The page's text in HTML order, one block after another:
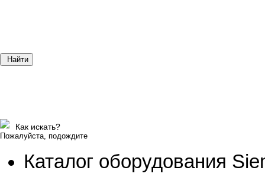
Найти
Как искать?
Пожалуйста, подождите
Каталог оборудования